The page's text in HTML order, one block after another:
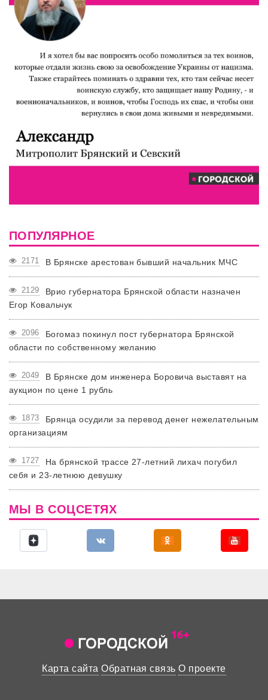
ПОПУЛЯРНОЕ
2171 В Брянске арестован бывший начальник МЧС
2129
Врио губернатора Брянской области назначен
Егор Ковальчук
2096
Богомаз покинул пост губернатора Брянской
области по собственному желанию
2049
В Брянске дом инженера Боровича выставят на
аукцион по цене 1 рубль
1873
Брянца осудили за перевод денег нежелательным
организациям
1727
На брянской трассе 27-летний лихач погубил
себя и 23-летнюю девушку
МЫ В СОЦСЕТЯХ
Карта сайта Обратная связь О проекте